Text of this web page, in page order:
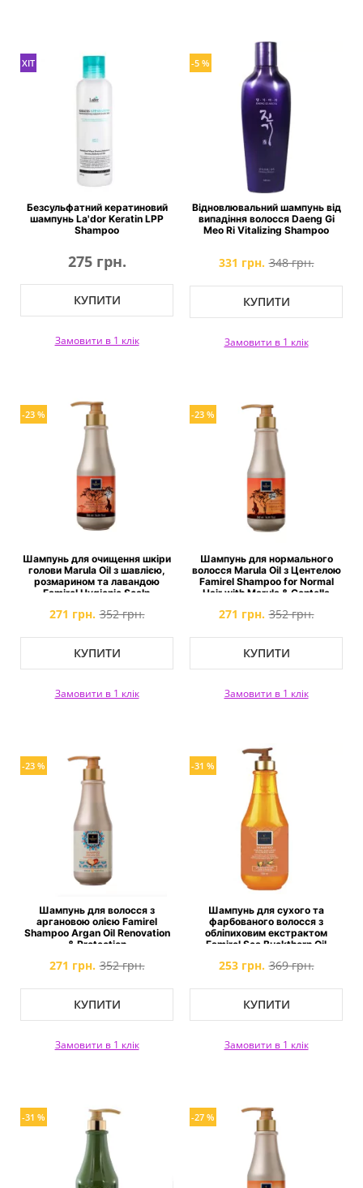
ХІТ
Безсульфатний кератиновий
шампунь La'dor Keratin LPP
Shampoo
275 грн.
КУПИТИ
Замовити в 1 клік
-5 %
Відновлювальний шампунь від
випадіння волосся Daeng Gi
Meo Ri Vitalizing Shampoo
331 грн. 348 грн.
КУПИТИ
Замовити в 1 клік
-23 %
Шампунь для очищення шкіри
голови Marula Oil з шавлією,
розмарином та лавандою
Famirel Hygienic Scalp
271 грн. 352 грн.
КУПИТИ
Замовити в 1 клік
-23 %
Шампунь для нормального
волосся Marula Oil з Центелою
Famirel Shampoo for Normal
Hair with Marula & Centella
271 грн. 352 грн.
КУПИТИ
Замовити в 1 клік
-23 %
Шампунь для волосся з
аргановою олією Famirel
Shampoo Argan Oil Renovation
& Protection
271 грн. 352 грн.
КУПИТИ
Замовити в 1 клік
-31 %
Шампунь для сухого та
фарбованого волосся з
обліпиховим екстрактом
Famirel Sea Buckthorn Oil
253 грн. 369 грн.
КУПИТИ
Замовити в 1 клік
-31 % -27 %